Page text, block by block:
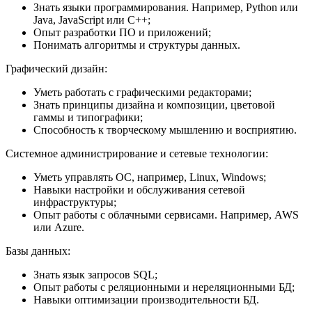
Знать языки программирования. Например, Python или
Java, JavaScript или C++;
Опыт разработки ПО и приложений;
Понимать алгоритмы и структуры данных.
Графический дизайн:
Уметь работать с графическими редакторами;
Знать принципы дизайна и композиции, цветовой
гаммы и типографики;
Способность к творческому мышлению и восприятию.
Системное администрирование и сетевые технологии:
Уметь управлять ОС, например, Linux, Windows;
Навыки настройки и обслуживания сетевой
инфраструктуры;
Опыт работы с облачными сервисами. Например, AWS
или Azure.
Базы данных:
Знать язык запросов SQL;
Опыт работы с реляционными и нереляционными БД;
Навыки оптимизации производительности БД.